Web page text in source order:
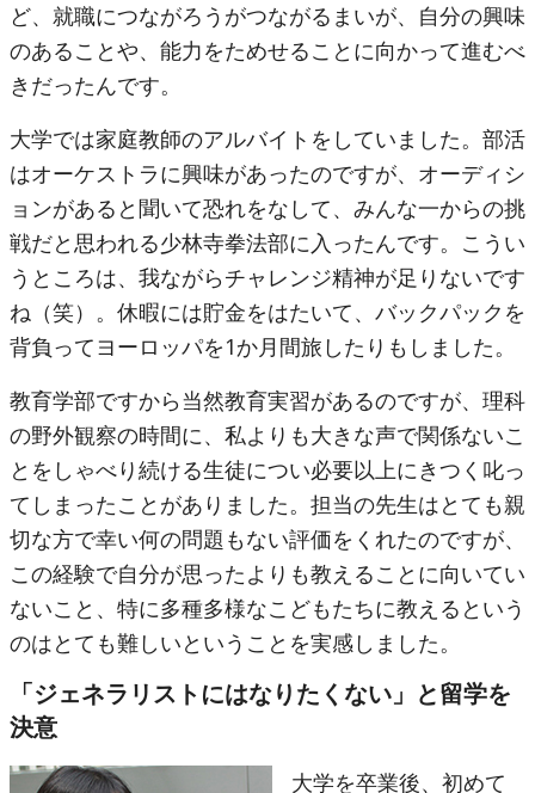
ど、就職につながろうがつながるまいが、自分の興味
のあることや、能力をためせることに向かって進むべ
きだったんです。
大学では家庭教師のアルバイトをしていました。部活
はオーケストラに興味があったのですが、オーディシ
ョンがあると聞いて恐れをなして、みんな一からの挑
戦だと思われる少林寺拳法部に入ったんです。こうい
うところは、我ながらチャレンジ精神が足りないです
ね（笑）。休暇には貯金をはたいて、バックパックを
背負ってヨーロッパを1か月間旅したりもしました。
教育学部ですから当然教育実習があるのですが、理科
の野外観察の時間に、私よりも大きな声で関係ないこ
とをしゃべり続ける生徒につい必要以上にきつく叱っ
てしまったことがありました。担当の先生はとても親
切な方で幸い何の問題もない評価をくれたのですが、
この経験で自分が思ったよりも教えることに向いてい
ないこと、特に多種多様なこどもたちに教えるという
のはとても難しいということを実感しました。
「ジェネラリストにはなりたくない」と留学を
決意
大学を卒業後、初めて